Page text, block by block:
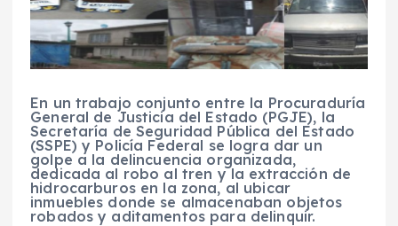
En un trabajo conjunto entre la Procuraduría
General de Justicia del Estado (PGJE), la
Secretaría de Seguridad Pública del Estado
(SSPE) y Policía Federal se logra dar un
golpe a la delincuencia organizada,
dedicada al robo al tren y la extracción de
hidrocarburos en la zona, al ubicar
inmuebles donde se almacenaban objetos
robados y aditamentos para delinquir.